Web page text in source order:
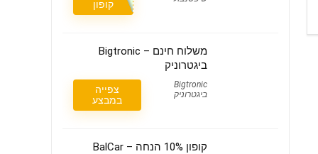
קופון
משלוח חינם – Bigtronic
ביגטרוניק
Bigtronic
ביגטרוניק
צפייה
במבצע
קופון 10% הנחה – BalCar